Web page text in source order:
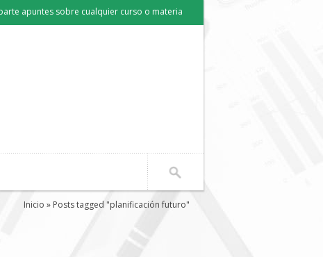
apuntes sobre cualquier curso o materia
Inicio » Posts tagged "planificación futuro"